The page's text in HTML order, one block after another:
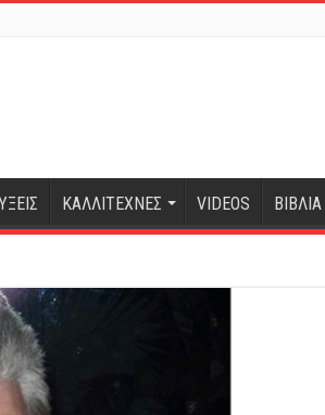
ΚΑΛΛΙΤΕΧΝΕΣ VIDEOS ΒΙΒΛΙΑ